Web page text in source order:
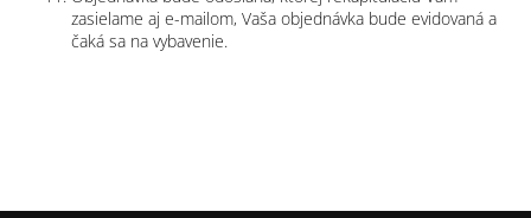
zasielame aj e-mailom, Vaša objednávka bude evidovaná a
čaká sa na vybavenie.